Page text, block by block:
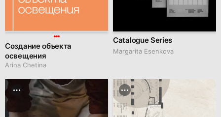
Создание объекта
освещения
Arina Chetina
Catalogue Series
Margarita Esenkova